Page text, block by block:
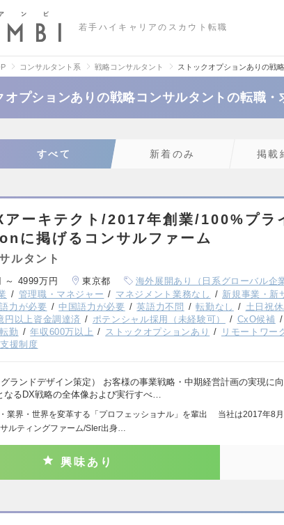
若手ハイキャリアのスカウト転職
コンサルタント系 戦略コンサルタント ストックオプションありの戦
オプションありの戦略コンサルタントの転職・
すべて 新着のみ 掲載
アーキテクト/2017年創業/100%プラ
に掲げるコンサルファーム
ルタント
～ 4999万円 東京都 海外展開あり（日系グローバル企
管理職・マネジャー マネジメント業務なし 新規事業・新
力が必要 中国語力が必要 英語力不問 転勤なし 土日祝
円以上資金調達済 ポテンシャル採用（未経験可） CxO候補
勤 年収600万以上 ストックオプションあり リモートワー
援制度
ランドデザイン策定） お客様の事業戦略・中期経営計画の実現に向
なるDX戦略の全体像および実行すべ…
業界・世界を変革する「プロフェッショナル」を輩出 当社は2017年8月
ルティングファーム/SIer出身…
興味あり